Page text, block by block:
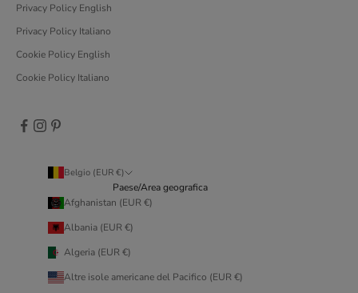
Privacy Policy English
Privacy Policy Italiano
Cookie Policy English
Cookie Policy Italiano
Belgio (EUR €)
Paese/Area geografica
Afghanistan (EUR €)
Albania (EUR €)
Algeria (EUR €)
Altre isole americane del Pacifico (EUR €)